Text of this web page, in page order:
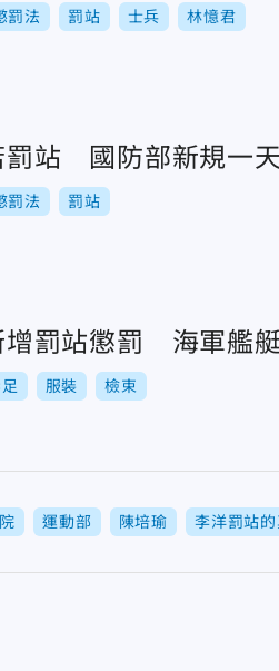
罰法 罰站 士兵 林憶君
罰站 國防部新規一
罰法 罰站
增罰站懲罰 海軍艦
服裝 檢束
運動部 陳培瑜 李洋罰站